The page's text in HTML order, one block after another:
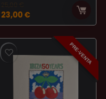
25,00 €
El
precio
era:
25,00 €.
23,00€El
precio
actual
23,00 €.
PRE-VENTA